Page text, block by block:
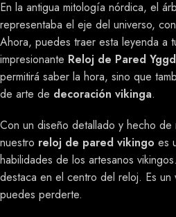
En la antigua mitología nórdica, el
representaba el eje del universo,
Ahora, puedes traer esta leyenda a
impresionante Reloj de Pared
permitirá saber la hora, sino que
de arte de decoración vikinga.
Con un diseño detallado y hecho de
nuestro reloj de pared vikingo es
habilidades de los artesanos
destaca en el centro del reloj. Es
puedes perderte.